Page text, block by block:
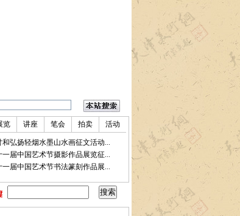
写好 著名书法家彭英科：一部书法作品有三大组成部分•著名书法家
览 讲座 笔会 拍卖 活动
和弘扬轻烟水墨山水画征文活动...
一届中国艺术节摄影作品展览征...
一届中国艺术节书法篆刻作品展...